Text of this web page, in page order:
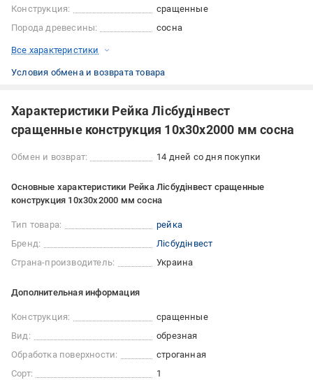
Конструкция:
сращенные
Порода древесины:
сосна
Все характеристики
Условия обмена и возврата товара
Характеристики Рейка Лісбудінвест
сращенные конструкция 10х30х2000 мм сосна
Обмен и возврат: 14 дней со дня покупки
Основные характеристики Рейка Лісбудінвест сращенные
конструкция 10х30х2000 мм сосна
Тип товара:
рейка
Бренд:
Лісбудінвест
Страна-производитель:
Украина
Дополнительная информация
Конструкция:
сращенные
Вид:
обрезная
Обработка поверхности:
строганная
Сорт:
1